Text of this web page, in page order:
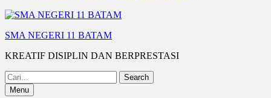
SMA NEGERI 11 BATAM
KREATIF DISIPLIN DAN BERPRESTASI
Search
for:Menu